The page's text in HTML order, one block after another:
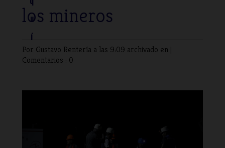
u
í
los mineros
Por Gustavo Rentería a las 9:09 archivado en |
Comentarios : 0